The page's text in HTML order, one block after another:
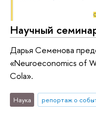
Научный
Дарья Семенова
«Neuroeconomics of
Cola».
Наука репортаж о